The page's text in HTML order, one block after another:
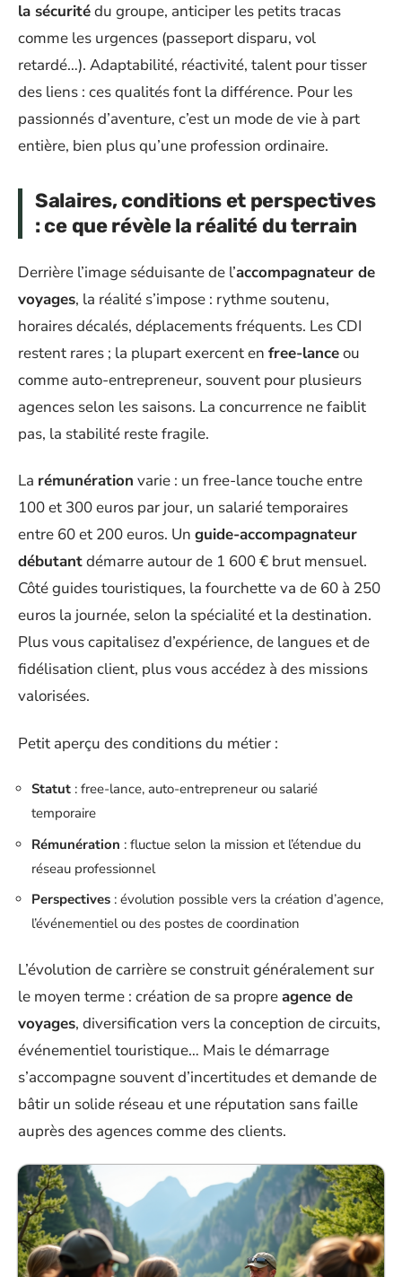
la sécuritédu groupe, anticiper les petits tracas
comme les urgences (passeport disparu, vol
retardé…). Adaptabilité, réactivité, talent pour tisser
des liens : ces qualités font la différence. Pour les
passionnés d’aventure, c’est un mode de vie à part
entière, bien plus qu’une profession ordinaire.
Salaires, conditions et perspectives
: ce que révèle la réalité du terrain
Derrière l’image séduisante de l’accompagnateur de
voyages, la réalité s’impose : rythme soutenu,
horaires décalés, déplacements fréquents. Les CDI
restent rares ; la plupart exercent en free-lanceou
comme auto-entrepreneur, souvent pour plusieurs
agences selon les saisons. La concurrence ne faiblit
pas, la stabilité reste fragile.
La rémunération varie : un free-lance touche entre
100 et 300 euros par jour, un salarié temporaires
entre 60 et 200 euros. Un guide-accompagnateur
débutantdémarre autour de 1 600 € brut mensuel.
Côté guides touristiques, la fourchette va de 60 à 250
euros la journée, selon la spécialité et la destination.
Plus vous capitalisez d’expérience, de langues et de
fidélisation client, plus vous accédez à des missions
valorisées.
Petit aperçu des conditions du métier :
Statut : free-lance, auto-entrepreneur ou salarié
temporaire
Rémunération : fluctue selon la mission et l’étendue du
réseau professionnel
Perspectives : évolution possible vers la création d’agence,
l’événementiel ou des postes de coordination
L’évolution de carrière se construit généralement sur
le moyen terme : création de sa propreagence de
voyages, diversification vers la conception de circuits,
événementiel touristique… Mais le démarrage
s’accompagne souvent d’incertitudes et demande de
bâtir un solide réseau et une réputation sans faille
auprès des agences comme des clients.